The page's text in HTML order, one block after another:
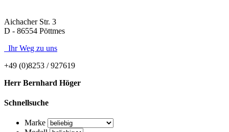
Aichacher Str. 3
D - 86554 Pöttmes
Ihr Weg zu uns
+49 (0)8253 / 927619
Herr Bernhard Höger
Schnellsuche
Marke